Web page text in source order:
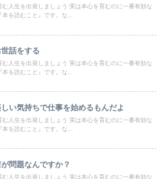
む人生を出発しましょう 実は本心を育むのに一番有効な
本を読むこと』です。な...
話をする
む人生を出発しましょう 実は本心を育むのに一番有効な
本を読むこと』です。な...
い気持ちで仕事を始めるもんだよ
む人生を出発しましょう 実は本心を育むのに一番有効な
本を読むこと』です。な...
問題なんですか？
む人生を出発しましょう 実は本心を育むのに一番有効な